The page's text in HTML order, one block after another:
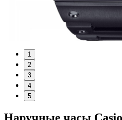
1
2
3
4
5